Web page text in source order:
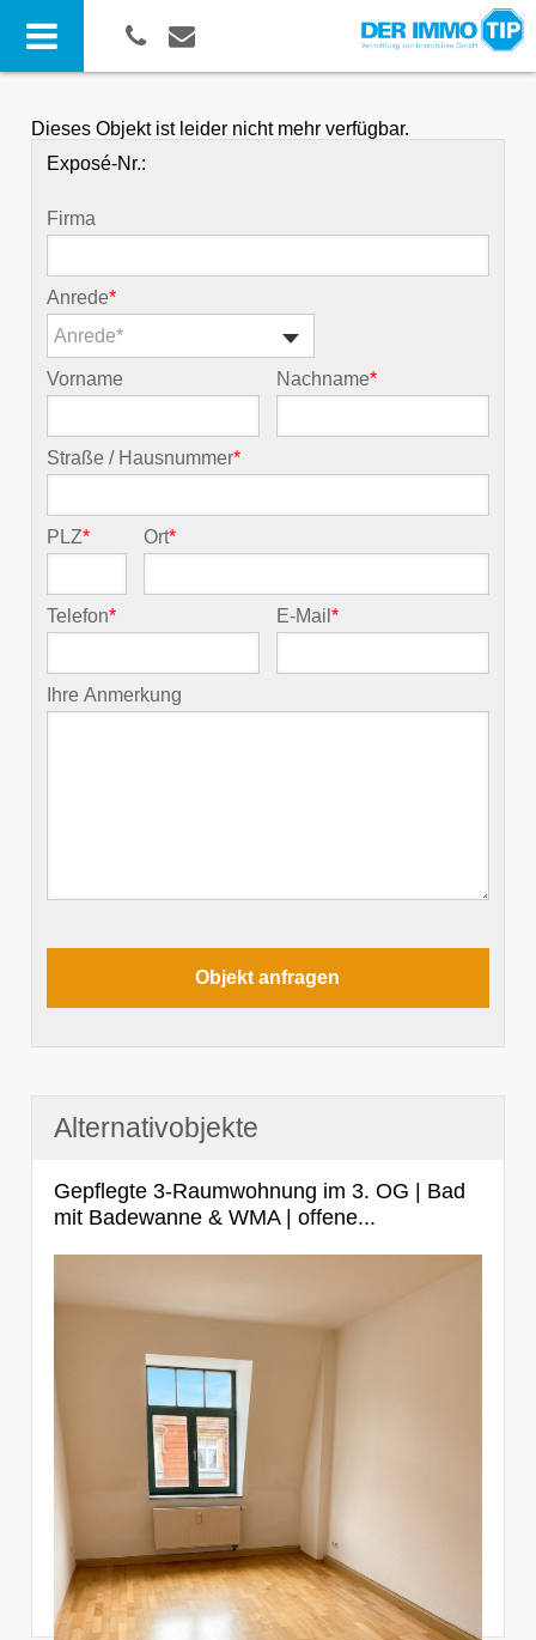
Dieses Objekt ist leider nicht mehr verfügbar.
Exposé-Nr.:
Firma
Anrede*
Anrede*
Vorname Nachname*
Straße / Hausnummer*
PLZ* Ort*
Telefon* E-Mail*
Ihre Anmerkung
Alternativobjekte
Gepflegte 3-Raumwohnung im 3. OG | Bad
mit Badewanne & WMA | offene...